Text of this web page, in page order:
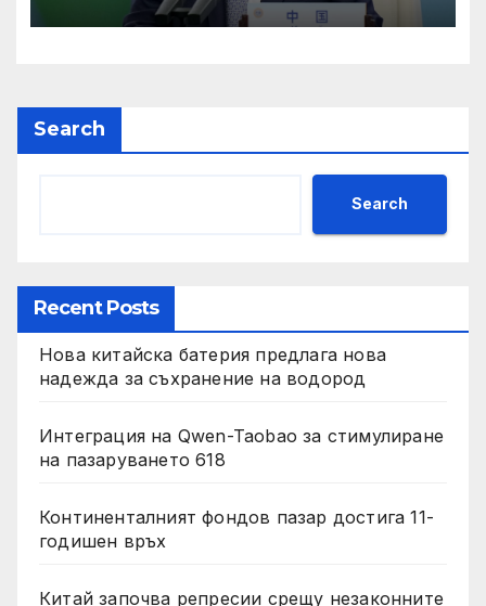
Search
Search
Recent Posts
Нова китайска батерия предлага нова
надежда за съхранение на водород
Интеграция на Qwen-Taobao за стимулиране
на пазаруването 618
Континенталният фондов пазар достига 11-
годишен връх
Китай започва репресии срещу незаконните